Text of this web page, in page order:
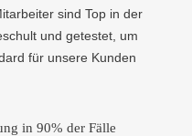
sind Top in der
und getestet, um
für unsere Kunden
in 90% der Fälle